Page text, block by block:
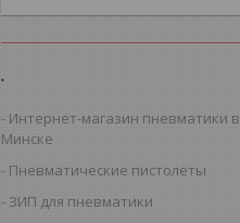
.
Интернет-магазин пневматики в
Минске
Пневматические пистолеты
ЗИП для пневматики